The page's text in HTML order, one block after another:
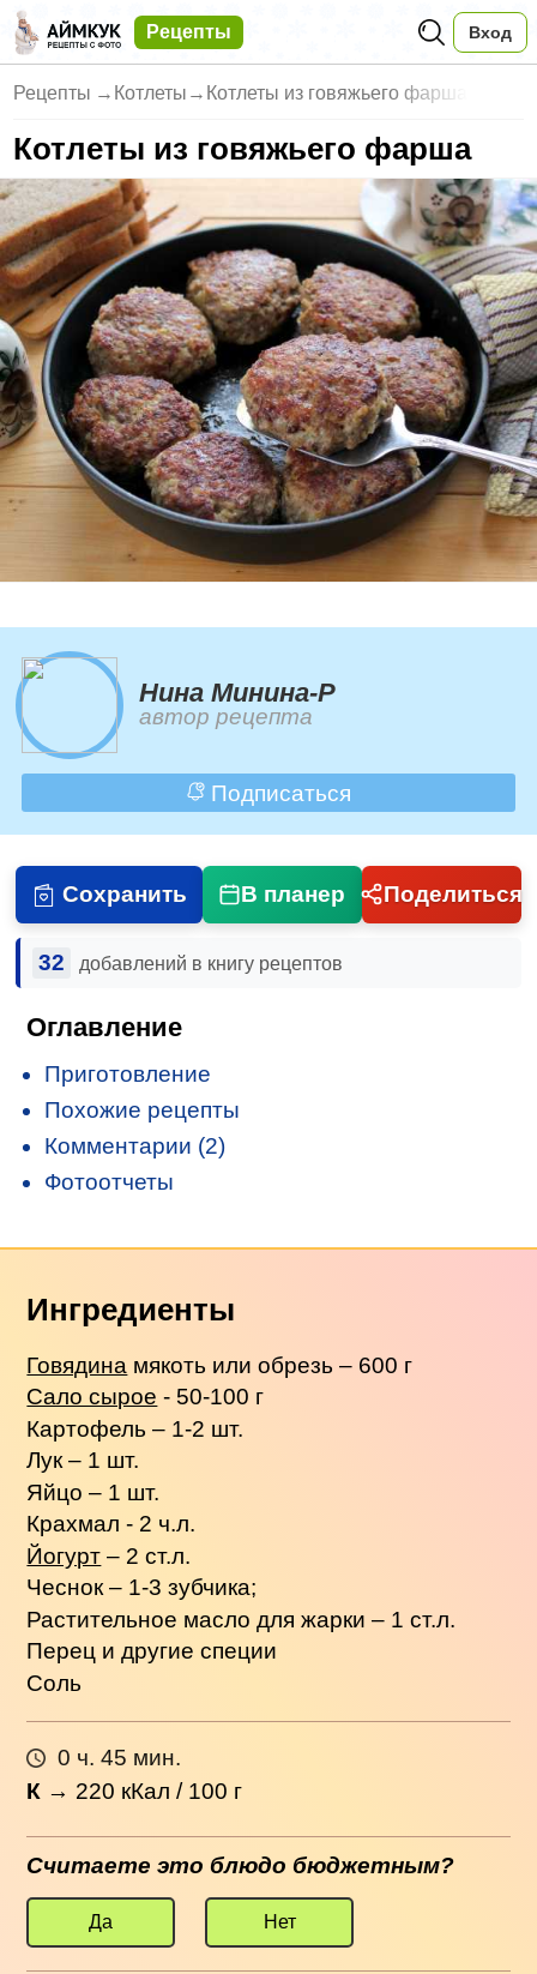
Рецепты Вход
Рецепты → Котлеты → Котлеты из говяжьего фарша
Котлеты из говяжьего фарша
Нина Минина-Р
автор рецепта
Подписаться
Сохранить В планер Поделиться
32 добавлений в книгу рецептов
Оглавление
Приготовление
Похожие рецепты
Комментарии (2)
Фотоотчеты
Ингредиенты
Говядина мякоть или обрезь – 600 г
Сало сырое - 50-100 г
Картофель – 1-2 шт.
Лук – 1 шт.
Яйцо – 1 шт.
Крахмал - 2 ч.л.
Йогурт – 2 ст.л.
Чеснок – 1-3 зубчика;
Растительное масло для жарки – 1 ст.л.
Перец и другие специи
Соль
0 ч. 45 мин.
К → 220 кКал / 100 г
Считаете это блюдо бюджетным?
Да Нет